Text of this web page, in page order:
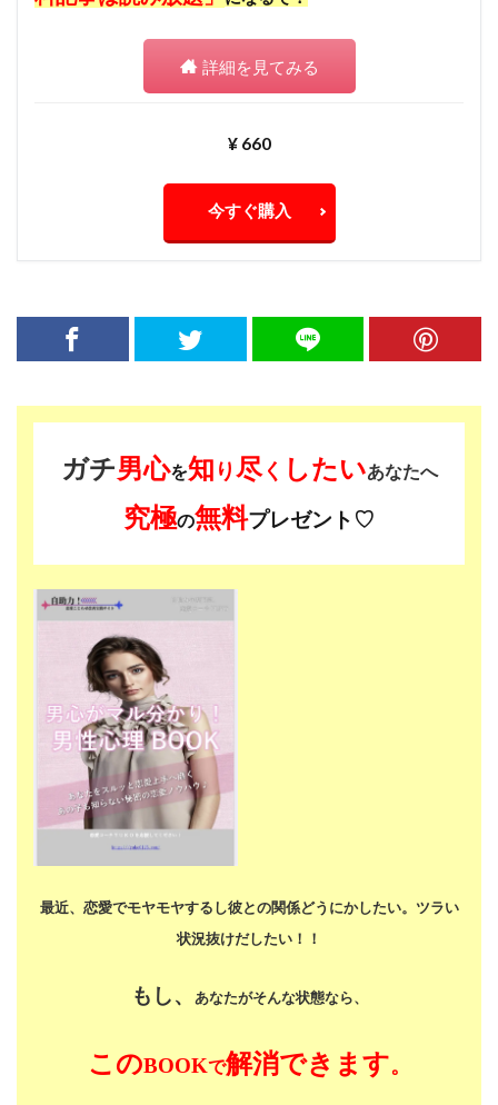
詳細を見てみる
¥ 660
今すぐ購入
ガチ男心を知 り尽く したいあなたへ
究極の無料プレゼント♡
最近、恋愛でモヤモヤするし彼との関係どうにかしたい。 ツラい
状況抜けだしたい！！
もし、 あなたがそんな状態なら、
このBOOKで解消できます。